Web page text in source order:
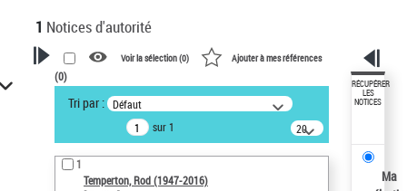
1 Notices d'autorité
VOTRE RECHERCHE
Recherche avancée dans les
notices d’autorité
Œuvres liées à l'auteur :
Temperton, Rod (1947-2016)
Voir la sélection (0) Ajouter à mes références
(0)
Tri par : Défaut
sur 1
20
résultats/page
1
Temperton, Rod (1947-2016)
RÉCUPÉRER
LES
NOTICES
Ma